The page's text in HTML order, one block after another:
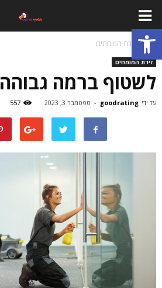
פתח סרגל נגישות
בית זירת המומחים
זירת המומחים
לשטוף ברמה גבוהה
על ידי goodrating
- ספטמבר 3, 2023 557